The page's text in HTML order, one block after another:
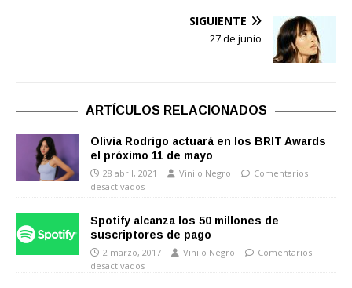
SIGUIENTE
27 de junio
ARTÍCULOS RELACIONADOS
Olivia Rodrigo actuará en los BRIT Awards
el próximo 11 de mayo
28 abril, 2021 Vinilo Negro
Comentarios
desactivados
Spotify alcanza los 50 millones de
suscriptores de pago
2 marzo, 2017 Vinilo Negro
Comentarios
desactivados